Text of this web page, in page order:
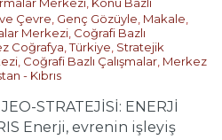
Çevre Genç Gözüyle Makale
Merkezi Coğrafi Bazlı
Coğrafya ,Türkiye Stratejik
Coğrafi Bazlı Çalışmalar Merkez
- Kıbrıs
STRATEJİSİ: ENERJİ
Enerji, evrenin işleyiş